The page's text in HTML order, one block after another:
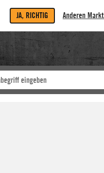
JA, RICHTIG Anderen